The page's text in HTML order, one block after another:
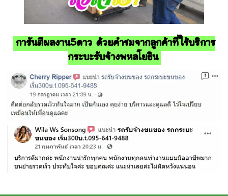
การันตีผลงาน5ดาว ด้วยคำชมจากลูกค้าที่ใช้บริการ
กระบะรับจ้างพหลโยธิน